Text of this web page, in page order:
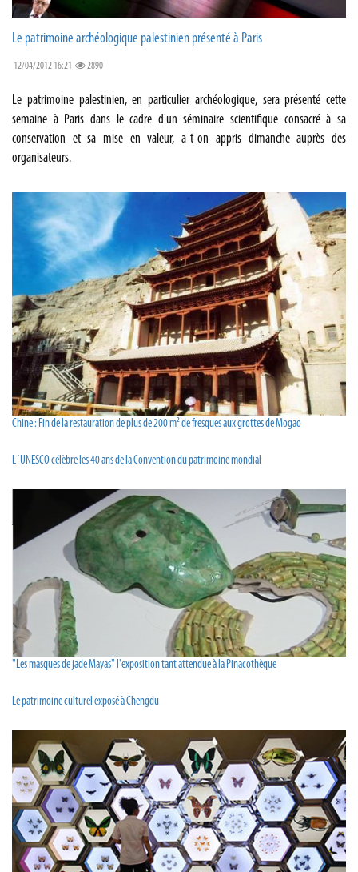
Le patrimoine archéologique palestinien présenté à Paris
12/04/2012 16:21 2890
Le patrimoine palestinien, en particulier archéologique, sera présenté cette
semaine à Paris dans le cadre d'un séminaire scientifique consacré à sa
conservation et sa mise en valeur, a-t-on appris dimanche auprès des
organisateurs.
Chine : Fin de la restauration de plus de 200 m² de fresques aux grottes de Mogao
L´UNESCO célèbre les 40 ans de la Convention du patrimoine mondial
"Les masques de jade Mayas" l'exposition tant attendue à la Pinacothèque
Le patrimoine culturel exposé à Chengdu